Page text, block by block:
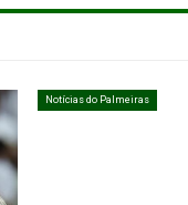
Notícias do Palmeiras